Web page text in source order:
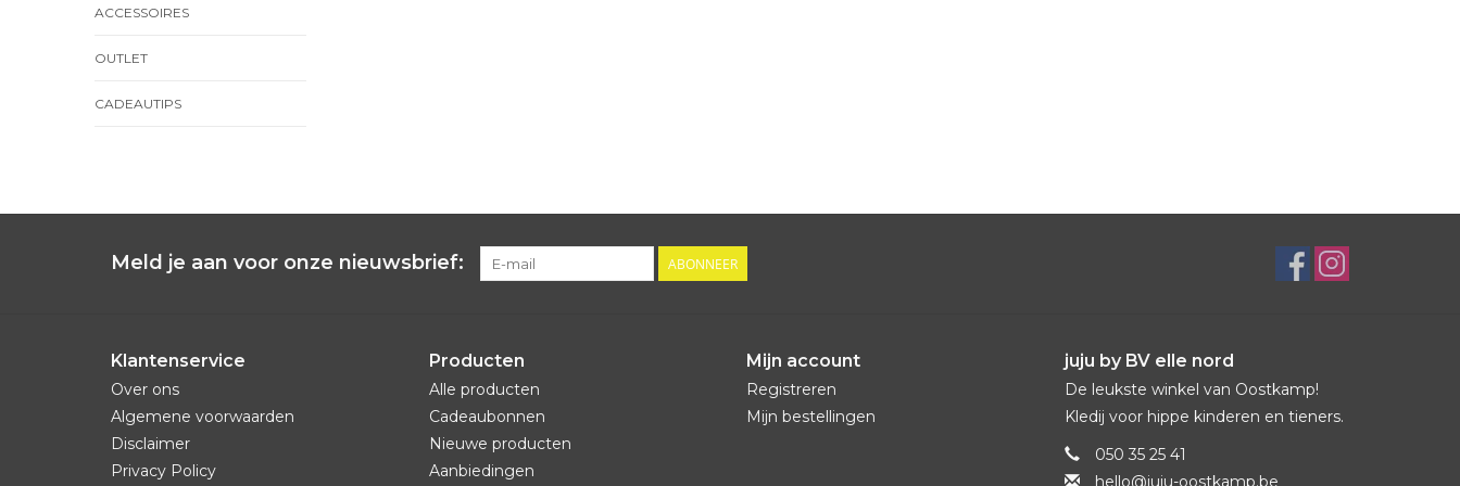
ACCESSOIRES
OUTLET
CADEAUTIPS
Meld je aan voor onze nieuwsbrief: ABONNEER
Klantenservice
Over ons
Algemene voorwaarden
Disclaimer
Privacy Policy
Producten
Alle producten
Cadeaubonnen
Nieuwe producten
Aanbiedingen
Mijn account
Registreren
Mijn bestellingen
juju by BV elle nord
De leukste winkel van Oostkamp!
Kledij voor hippe kinderen en tieners.
050 35 25 41
hello@juju-oostkamp.be